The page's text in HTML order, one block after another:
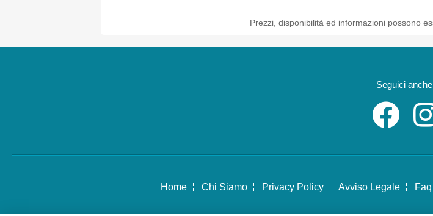
Prezzi, disponibilità ed informazioni possono
Seguici
Home Chi Siamo Privacy Policy Avviso Legale Faq